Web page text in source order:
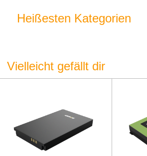
Heißesten Kategorien
Vielleicht gefällt dir